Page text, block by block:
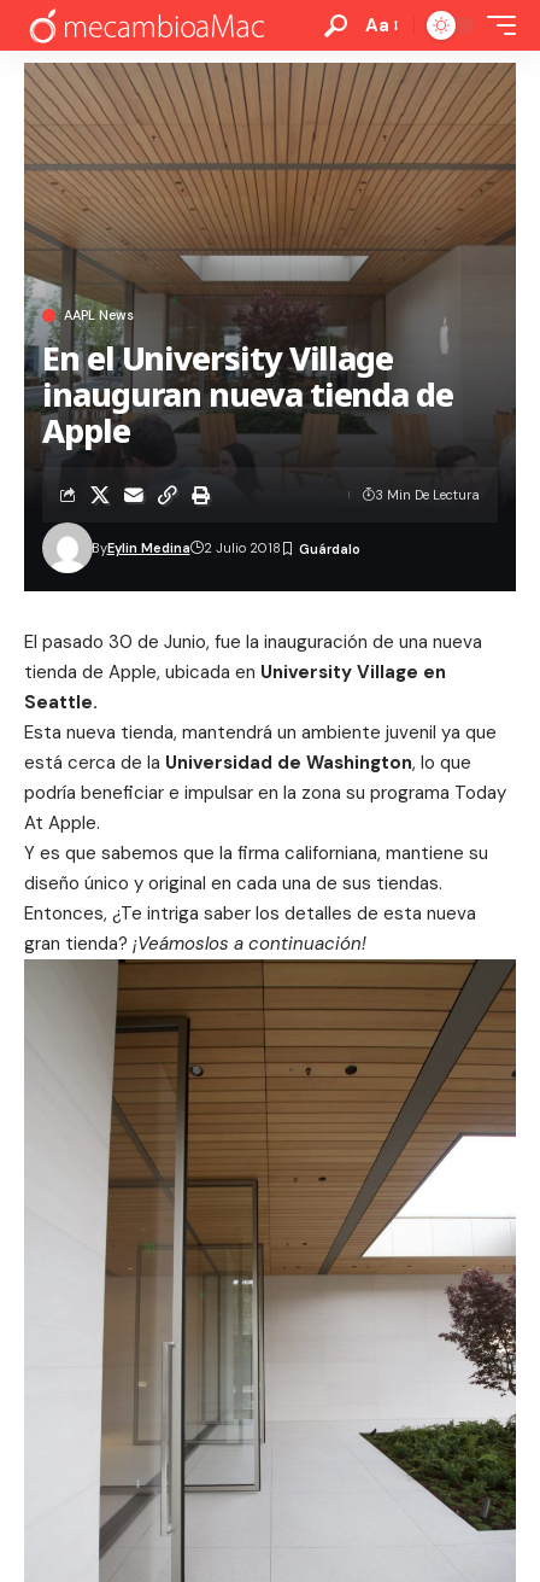
Aa
AAPL News
En el University Village
inauguran nueva tienda de
Apple
ByEylin Medina 2 Julio 2018
3 Min De Lectura
El pasado 30 de Junio, fue la inauguración de una nueva
tienda de Apple, ubicada en University Village en
Seattle.
Esta nueva tienda, mantendrá un ambiente juvenil ya que
está cerca de la Universidad de Washington, lo que
podría beneficiar e impulsar en la zona su programa Today
At Apple.
Y es que sabemos que la firma californiana, mantiene su
diseño único y original en cada una de sus tiendas.
Entonces, ¿Te intriga saber los detalles de esta nueva
gran tienda? ¡Veámoslos a continuación!